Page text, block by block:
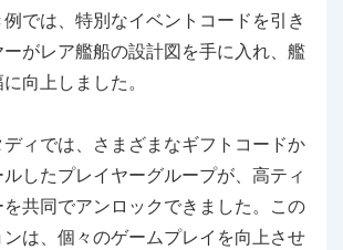
では、特別なイベントコードを引き
がレア艦船の設計図を手に入れ、艦
向上しました。
ディでは、さまざまなギフトコードか
したプレイヤーグループが、高ティ
共同でアンロックできました。この
ンは、個々のゲームプレイを向上させ